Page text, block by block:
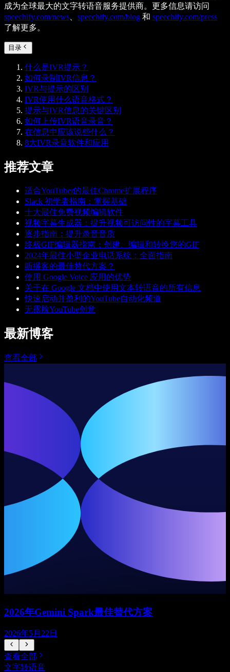
成为全球最大的文字转语音服务提供商。更多信息请访问
speechify.com/news
speechify.com/blog 和 speechify.com/press
了解更多。
目录
什么是IVR提示？
如何录制IVR信息？
IVR与提示的区别
IVR使用什么语音格式？
提示与IVR信息的关键区别
如何上传IVR语音录音？
在信息中应该说些什么？
8大IVR录音软件和应用
推荐文章
适合YouTuber的最佳Chrome扩展程序
Slack 初学者指南：掌握基础
十大最佳免费视频编辑软件
视频字幕生成器：提升视频可访问性的字幕工具
逐步指南：提升录音音质
终极GIF编辑器指南：创建、编辑和转换您的GIF
2024年最佳小型企业电话系统：全面指南
听播客的最佳替代方案？
使用 Google Voice 应用的优势
关于在 Google 文档中使用文本转语音的所有信息
快速启动并盈利的YouTube自动化频道
无露脸YouTube创意
最新博客
查看全部
2026年Gemini Spark最佳替代方案
2026年5月22日
查看全部
文字转语音